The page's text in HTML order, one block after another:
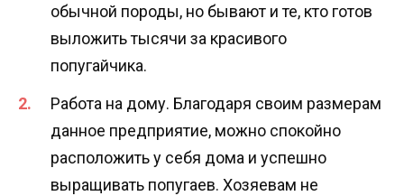
обычной породы, но бывают и те, кто готов
выложить тысячи за красивого
попугайчика.
Работа на дому. Благодаря своим размерам
данное предприятие, можно спокойно
расположить у себя дома и успешно
выращивать попугаев. Хозяевам не